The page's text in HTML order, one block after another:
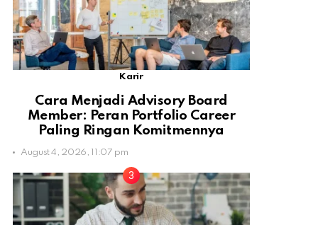
Karir
Cara Menjadi Advisory Board
Member: Peran Portfolio Career
Paling Ringan Komitmennya
August 4, 2026, 11:07 pm